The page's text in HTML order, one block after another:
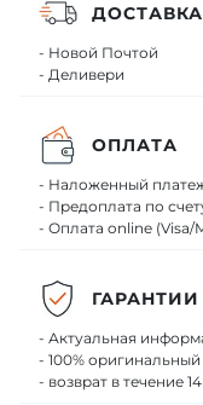
ДОСТАВКА
- Новой Почтой
- Деливери
ОПЛАТА
- Наложенный
- Предоплата по
- Оплата online (Visa/
ГАРАНТИИ
- Актуальная
- 100% оригинальный
- возврат в течение